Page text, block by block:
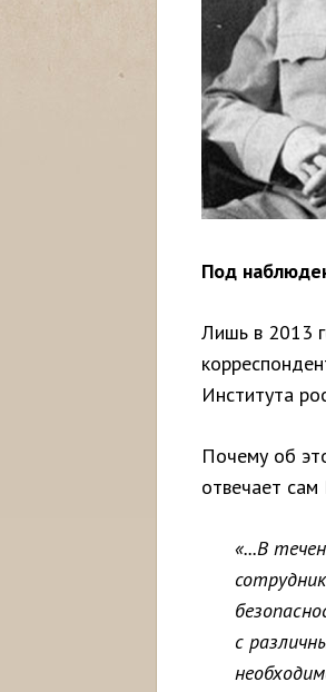
Под
Лишь в 2013
Института
Почему об
отвечает сам
«...В
с